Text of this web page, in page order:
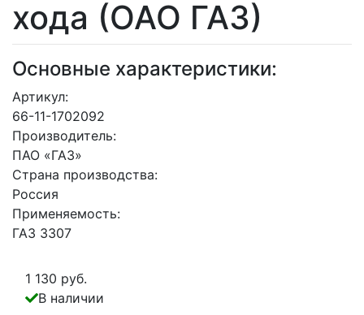
хода (ОАО ГАЗ)
Основные характеристики:
Артикул:
66-11-1702092
Производитель:
ПАО «ГАЗ»
Страна производства:
Россия
Применяемость:
ГАЗ 3307
1 130 руб.
В наличии